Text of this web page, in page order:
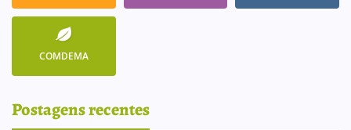
COMDEMA
Postagens recentes